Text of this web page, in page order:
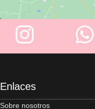
Enlaces
Sobre nosotros